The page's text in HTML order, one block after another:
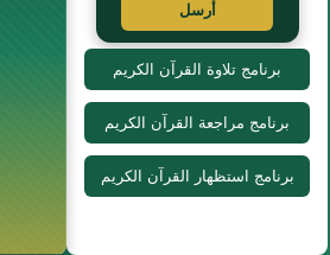
أرسل
برنامج تلاوة القرآن الكريم
برنامج مراجعة القرآن الكريم
برنامج استظهار القرآن الكريم